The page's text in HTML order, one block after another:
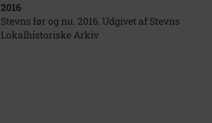
2016
Stevns før og nu. 2016. Udgivet af Stevns
Lokalhistoriske Arkiv